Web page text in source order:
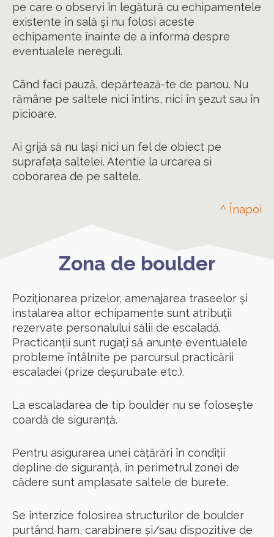
pe care o observi în legătură cu echipamentele
existente în sală şi nu folosi aceste
echipamente înainte de a informa despre
eventualele nereguli.
Când faci pauză, depărtează-te de panou. Nu
rămâne pe saltele nici întins, nici în şezut sau în
picioare.
Ai grijă să nu lași nici un fel de obiect pe
suprafața saltelei. Atentie la urcarea si
coborarea de pe saltele.
^ Înapoi
Zona de boulder
Poziționarea prizelor, amenajarea traseelor și
instalarea altor echipamente sunt atribuții
rezervate personalului sălii de escaladă.
Practicanții sunt rugați să anunțe eventualele
probleme întâlnite pe parcursul practicării
escaladei (prize deșurubate etc.).
La escaladarea de tip boulder nu se folosește
coardă de siguranță.
Pentru asigurarea unei cățărări în condiții
depline de siguranță, în perimetrul zonei de
cădere sunt amplasate saltele de burete.
Se interzice folosirea structurilor de boulder
purtând ham, carabinere și/sau dispozitive de